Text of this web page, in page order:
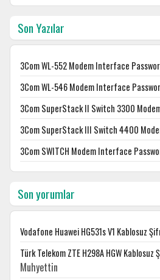
Son Yazılar
3Com WL-552 Modem Interface
3Com WL-546 Modem Interface
3Com SuperStack II Switch 3300
3Com SuperStack III Switch 4400
3Com SWITCH Modem Interface
Son yorumlar
Vodafone Huawei HG531s V1 Kablosuz
Türk Telekom ZTE H298A HGW
Muhyettin